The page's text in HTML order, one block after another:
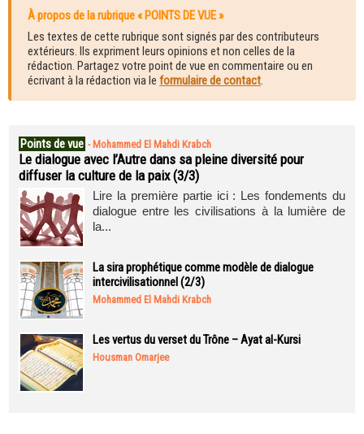
À propos de la rubrique « POINTS DE VUE »
Les textes de cette rubrique sont signés par des contributeurs
extérieurs. Ils expriment leurs opinions et non celles de la
rédaction. Partagez votre point de vue en commentaire ou en
écrivant à la rédaction via le formulaire de contact.
Points de vue - Mohammed El Mahdi Krabch
Le dialogue avec l’Autre dans sa pleine diversité pour
diffuser la culture de la paix (3/3)
Lire la première partie ici : Les fondements du
dialogue entre les civilisations à la lumière de
la...
La sira prophétique comme modèle de dialogue
intercivilisationnel (2/3)
Mohammed El Mahdi Krabch
Les vertus du verset du Trône – Ayat al-Kursi
Housman Omarjee